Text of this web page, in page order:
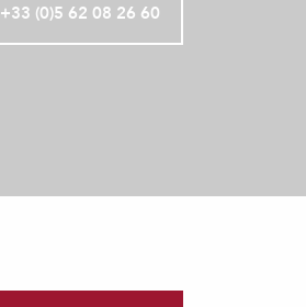
+33 (0)5 62 08 26 60